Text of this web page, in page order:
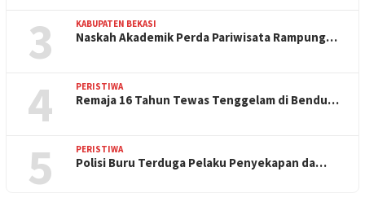
3 KABUPATEN BEKASI
Naskah Akademik Perda Pariwisata Rampung…
4 PERISTIWA
Remaja 16 Tahun Tewas Tenggelam di Bendu…
5 PERISTIWA
Polisi Buru Terduga Pelaku Penyekapan da…